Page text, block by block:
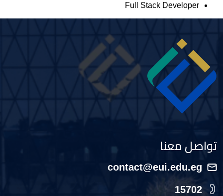
Full Stack Developer
تواصل معنا
contact@eui.edu.eg
15702